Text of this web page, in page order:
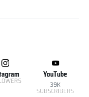
YouTube
39K
SUBSCRIBERS